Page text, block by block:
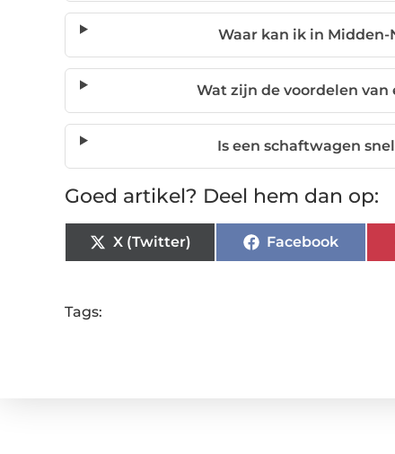
Waar kan ik in
Wat zijn de voordelen
Is een schaftwagen
Goed artikel? Deel hem dan op:
X (Twitter) Facebook
Tags: